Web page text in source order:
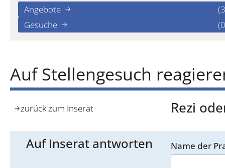
Angebote
Gesuche
Auf Stellengesuch
zurück zum Inserat Rezi
Auf Inserat antworten Name der